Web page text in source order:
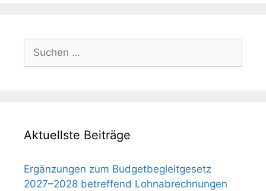
Suchen
nach:
Aktuellste Beiträge
Ergänzungen zum Budgetbegleitgesetz
2027–2028 betreffend Lohnabrechnungen